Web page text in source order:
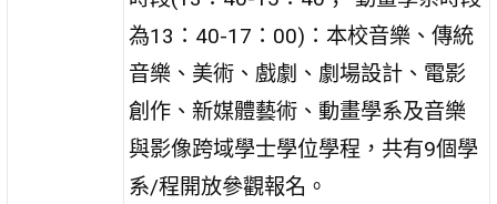
為13：40-17：00)：本校音樂、傳統
音樂、美術、戲劇、劇場設計、電影
創作、新媒體藝術、動畫學系及音樂
與影像跨域學士學位學程，共有9個學
系/程開放參觀報名。